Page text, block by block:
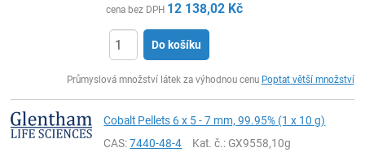
cena bez DPH 12 138,02 Kč
Do košíku
Průmyslová množství látek za výhodnou cenu Poptat větší množství
Cobalt Pellets 6 x 5 - 7 mm, 99.95% (1 x 10 g)
CAS:7440-48-4 Kat. č.: GX9558,10g